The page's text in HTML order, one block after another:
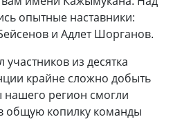
опытные наставники:
и Адлет Шорганов.
из десятка
крайне сложно добыть
регион смогли
общую копилку команды